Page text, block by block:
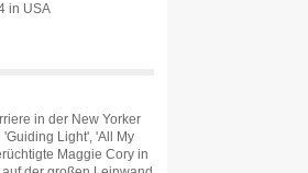
in USA
in der New Yorker
Light', 'All My
Maggie Cory in